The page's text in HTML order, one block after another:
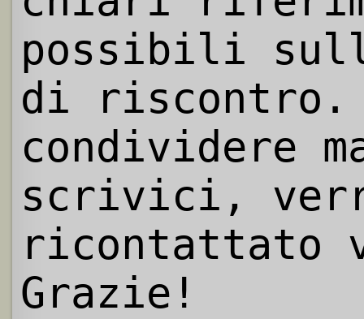
possibili
di riscontro.
condividere
scrivici,
ricontattato
Grazie!